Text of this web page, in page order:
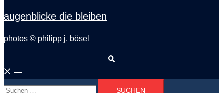
augenblicke die bleiben
photos © philipp j. bösel
Menü
umschalten
Suchen